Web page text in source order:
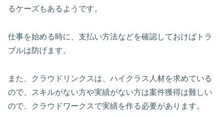
るケーズもあるようです。
仕事を始める時に、支払い方法などを確認しておけばトラ
ブルは防げます。
また、クラウドリンクスは、ハイクラス人材を求めている
ので、スキルがない方や実績がない方は案件獲得は難しい
ので、クラウドワークスで実績を作る必要があります。